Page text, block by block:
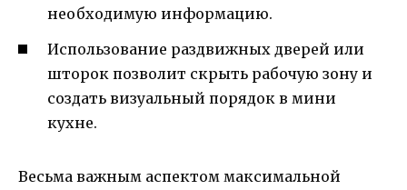
необходимую информацию.
Использование раздвижных дверей или
шторок позволит скрыть рабочую зону и
создать визуальный порядок в мини
кухне.
Весьма важным аспектом максимальной